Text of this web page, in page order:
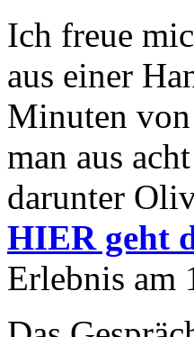
Ich freue
aus einer
Minuten von
man aus
darunter
HIER geht
Erlebnis am